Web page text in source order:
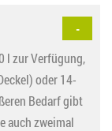
l zur Verfügung,
oder 14-
Bedarf gibt
auch zweimal